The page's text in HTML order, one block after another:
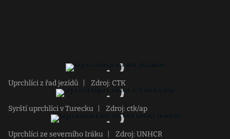
Uprchlíci z řad jezídů Zdroj: CTK
Syrští uprchlíci v Turecku Zdroj: ctk/ap
Uprchlíci ze severního Iráku Zdroj: UNHCR